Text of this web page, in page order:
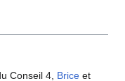
Conseil 4, Brice et